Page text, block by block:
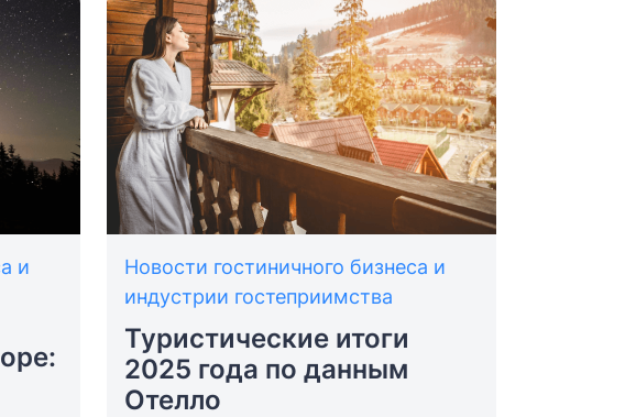
и
Новости гостиничного бизнеса и
индустрии гостеприимства
Туристические итоги
2025 года по данным
Отелло